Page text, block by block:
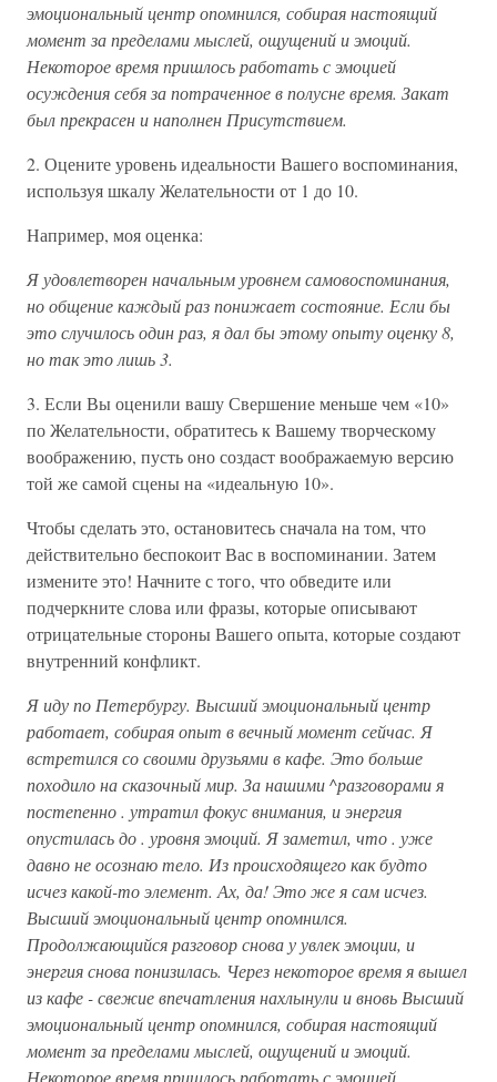
эмоциональный центр опомнился, собирая настоящий
момент за пределами мыслей, ощущений и эмоций.
Некоторое время пришлось работать с эмоцией
осуждения себя за потраченное в полусне время. Закат
был прекрасен и наполнен Присутствием.
2. Оцените уровень идеальности Вашего воспоминания,
используя шкалу Желательности от 1 до 10.
Например, моя оценка:
Я удовлетворен начальным уровнем самовоспоминания,
но общение каждый раз понижает состояние. Если бы
это случилось один раз, я дал бы этому опыту оценку 8,
но так это лишь 3.
3. Если Вы оценили вашу Свершение меньше чем «10»
по Желательности, обратитесь к Вашему творческому
воображению, пусть оно создаст воображаемую версию
той же самой сцены на «идеальную 10».
Чтобы сделать это, остановитесь сначала на том, что
действительно беспокоит Вас в воспоминании. Затем
измените это! Начните с того, что обведите или
подчеркните слова или фразы, которые описывают
отрицательные стороны Вашего опыта, которые создают
внутренний конфликт.
Я иду по Петербургу. Высший эмоциональный центр
работает, собирая опыт в вечный момент сейчас. Я
встретился со своими друзьями в кафе. Это больше
походило на сказочный мир. За нашими ^разговорами я
постепенно . утратил фокус внимания, и энергия
опустилась до . уровня эмоций. Я заметил, что . уже
давно не осознаю тело. Из происходящего как будто
исчез какой-то элемент. Ах, да! Это же я сам исчез.
Высший эмоциональный центр опомнился.
Продолжающийся разговор снова у увлек эмоции, и
энергия снова понизилась. Через некоторое время я вышел
из кафе - свежие впечатления нахлынули и вновь Высший
эмоциональный центр опомнился, собирая настоящий
момент за пределами мыслей, ощущений и эмоций.
Некоторое время пришлось работать с эмоцией